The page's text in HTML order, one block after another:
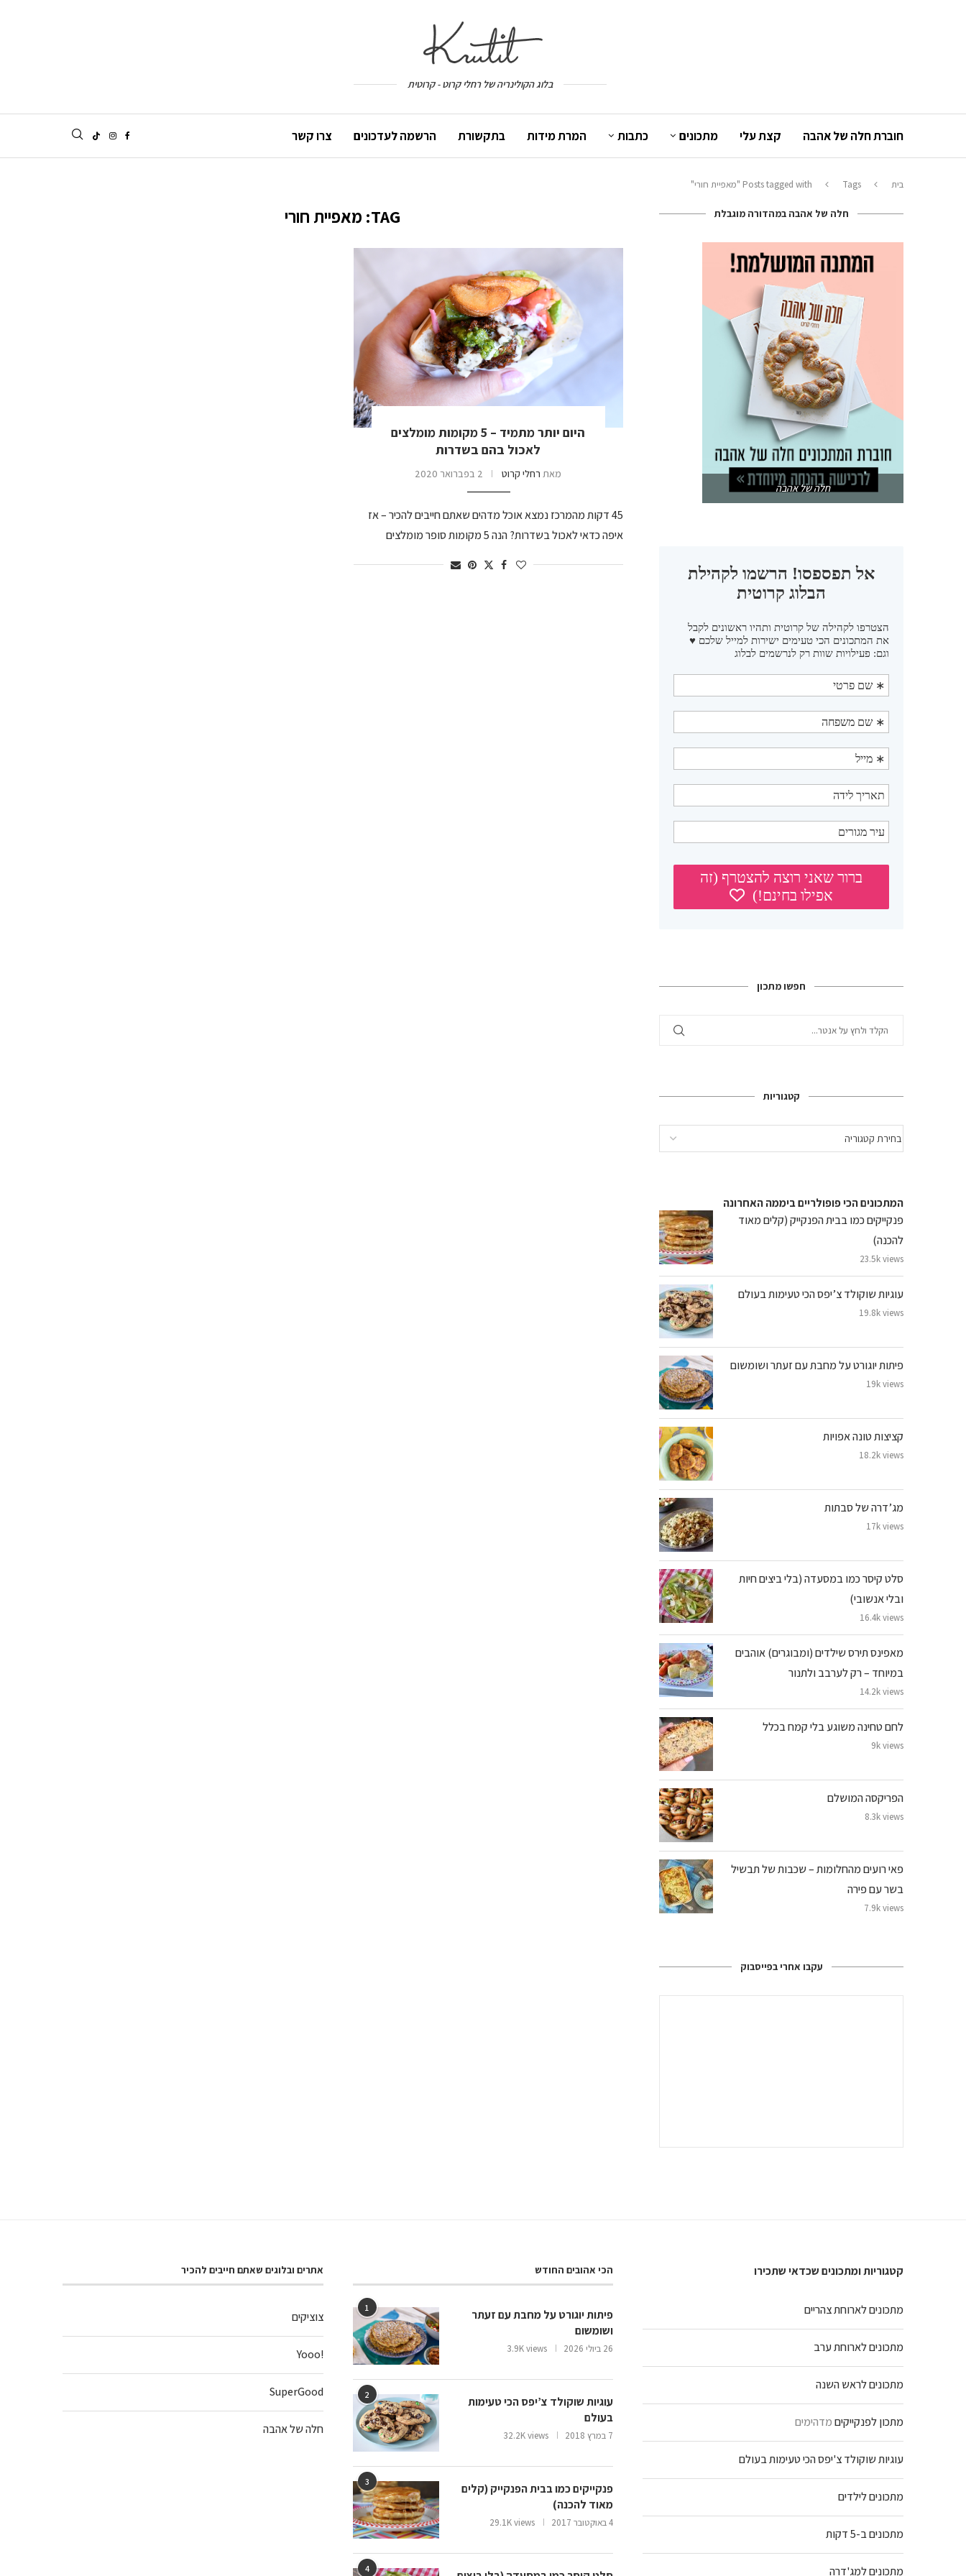
בלוג הקולינריה של רחלי קרוט - קרוטית
חוברת חלה של אהבה קצת עלי מתכונים כתבות המרת מידות בתקשורת הרשמה לעדכונים צרו קשר
בית Tags Posts tagged with "מאפיית חורי"
TAG: מאפיית חורי
היום יותר מתמיד – 5 מקומות מומלצים
לאכול בהם בשדרות
מאת רחלי קרוט 2 בפברואר 2020
45 דקות מהמרכז נמצא אוכל מדהים שאתם חייבים להכיר – אז
איפה כדאי לאכול בשדרות? הנה 5 מקומות סופר מומלצים
חלה של אהבה במהדורה מוגבלת
חלה של אהבה
חפשו מתכון
קטגוריות
המתכונים הכי פופולריים ביממה האחרונה
פנקייקים כמו בבית הפנקייק (קלים מאוד
להכנה)
23.5k views
עוגיות שוקולד צ’יפס הכי טעימות בעולם
19.8k views
פיתות יוגורט על מחבת עם זעתר ושומשום
19k views
קציצות טונה אפויות
18.2k views
מג’דרה של סבתות
17k views
סלט קיסר כמו במסעדה (בלי ביצים חיות
ובלי אנשובי)
16.4k views
מאפינס תירס שילדים (ומבוגרים) אוהבים
במיוחד – רק לערבב ולתנור
14.2k views
לחם טחינה משוגע בלי קמח בכלל
9k views
הפריקסה המושלם
8.3k views
פאי רועים מהחלומות – שכבות של תבשיל
בשר עם פירה
7.9k views
עקבו אחרי בפייסבוק
קטגוריות ומתכונים שכדאי שתכירו
מתכונים לארוחת צהריים
מתכונים לארוחת ערב
מתכונים לראש השנה
מתכון לפנקייקיםמדהימים
עוגיות שוקולד צ'יפס הכי טעימות בעולם
מתכונים לילדים
מתכונים ב-5 דקות
מתכונים למג'דרה
הכי אהובים החודש
1
פיתות יוגורט על מחבת עם זעתר
ושומשום
26 ביולי 2026 3.9K views
2
עוגיות שוקולד צ’יפס הכי טעימות
בעולם
7 במרץ 2018 32.2K views
3
פנקייקים כמו בבית הפנקייק (קלים
מאוד להכנה)
4 באוקטובר 2017 29.1K views
4
אתרים ובלוגים שאתם חייבים להכיר
צוציקים
!Yooo
SuperGood
חלה של אהבה